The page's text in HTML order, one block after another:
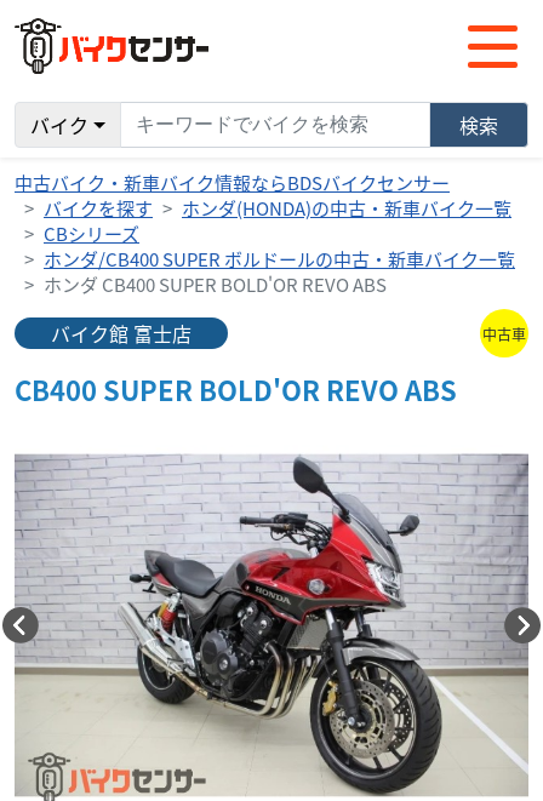
バイク 検索
中古バイク・新車バイク情報ならBDSバイクセンサー
バイクを探す
ホンダ(HONDA)の中古・新車バイク一覧
CBシリーズ
ホンダ/CB400 SUPER ボルドールの中古・新車バイク一覧
ホンダ CB400 SUPER BOLD'OR REVO ABS
バイク館 富士店 中古車
CB400 SUPER BOLD'OR REVO ABS